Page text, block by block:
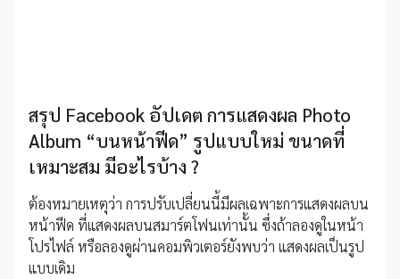
สรุป Facebook อัปเดต การแสดงผล Photo
Album “บนหน้าฟีด” รูปแบบใหม่ ขนาดที่
เหมาะสม มีอะไรบ้าง ?
ต้องหมายเหตุว่า การปรับเปลี่ยนนี้มีผลเฉพาะการแสดงผลบน
หน้าฟีด ที่แสดงผลบนสมาร์ตโฟนเท่านั้น ซึ่งถ้าลองดูในหน้า
โปรไฟล์ หรือลองดูผ่านคอมพิวเตอร์ยังพบว่า แสดงผลเป็นรูป
แบบเดิม